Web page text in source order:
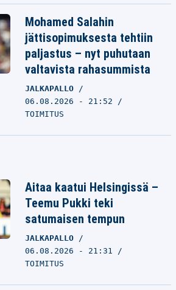
Mohamed Salahin
jättisopimuksesta tehtiin
paljastus – nyt puhutaan
valtavista rahasummista
JALKAPALLO
06.08.2026 - 21:52
TOIMITUS
Aitaa kaatui Helsingissä –
Teemu Pukki teki
satumaisen tempun
JALKAPALLO
06.08.2026 - 21:31
TOIMITUS